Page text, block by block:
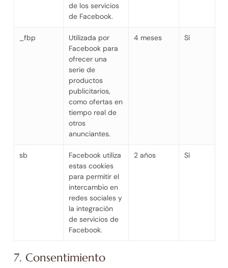
de los servicios
de Facebook.
_fbp
Utilizada por
Facebook para
ofrecer una
serie de
productos
publicitarios,
como ofertas en
tiempo real de
otros
anunciantes.
4 meses Sí
sb
Facebook utiliza
estas cookies
para permitir el
intercambio en
redes sociales y
la integración
de servicios de
Facebook.
2 años Sí
7. Consentimiento